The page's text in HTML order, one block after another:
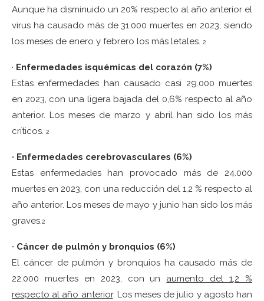
Aunque ha disminuido un 20% respecto al año anterior el
virus ha causado más de 31.000 muertes en 2023, siendo
los meses de enero y febrero los más letales. 2
· Enfermedades isquémicas del corazón (7%)
Estas enfermedades han causado casi 29.000 muertes
en 2023, con una ligera bajada del 0,6% respecto al año
anterior. Los meses de marzo y abril han sido los más
críticos. 2
· Enfermedades cerebrovasculares (6%)
Estas enfermedades han provocado más de 24.000
muertes en 2023, con una reducción del 1,2 % respecto al
año anterior. Los meses de mayo y junio han sido los más
graves.2
· Cáncer de pulmón y bronquios (6%)
El cáncer de pulmón y bronquios ha causado más de
22.000 muertes en 2023, con un aumento del 1,2 %
respecto al año anterior. Los meses de julio y agosto han